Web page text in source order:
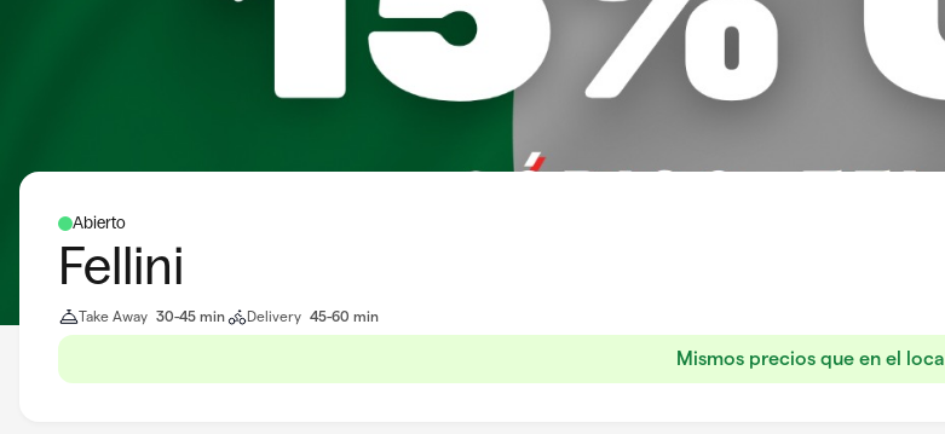
Abierto
Fellini
Take Away 30-45 min Delivery 45-60 min
Mismos precios que en el local